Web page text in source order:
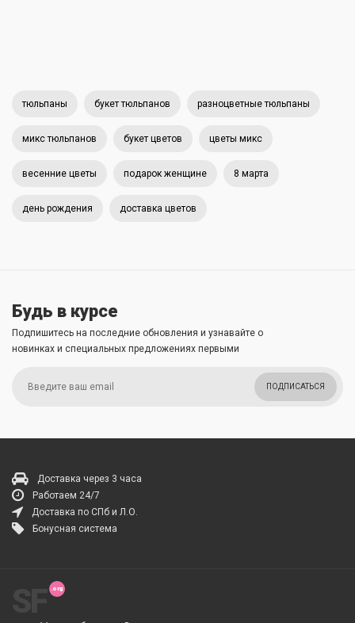
тюльпаны букет тюльпанов разноцветные тюльпаны
микс тюльпанов букет цветов цветы микс
весенние цветы подарок женщине 8 марта
день рождения доставка цветов
Будь в курсе
Подпишитесь на последние обновления и узнавайте о
новинках и специальных предложениях первыми
ПОДПИСАТЬСЯ
Доставка через 3 часа
Работаем 24/7
Доставка по СПб и Л.О.
Бонусная система